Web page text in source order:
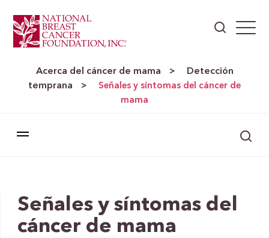
Acerca del cáncer de mama >
Detección
temprana
>
Señales y síntomas del cáncer de
mama
Señales y síntomas del
cáncer de mama